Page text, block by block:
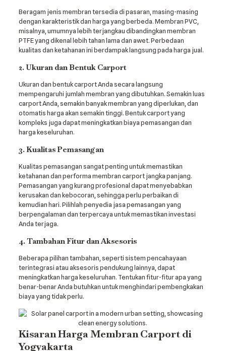
Beragam jenis membran tersedia di pasaran, masing-masing
dengan karakteristik dan harga yang berbeda. Membran PVC,
misalnya, umumnya lebih terjangkau dibandingkan membran
PTFE yang dikenal lebih tahan lama dan awet. Perbedaan
kualitas dan ketahanan ini berdampak langsung pada harga jual.
2. Ukuran dan Bentuk Carport
Ukuran dan bentuk carport Anda secara langsung
mempengaruhi jumlah membran yang dibutuhkan. Semakin luas
carport Anda, semakin banyak membran yang diperlukan, dan
otomatis harga akan semakin tinggi. Bentuk carport yang
kompleks juga dapat meningkatkan biaya pemasangan dan
harga keseluruhan.
3. Kualitas Pemasangan
Kualitas pemasangan sangat penting untuk memastikan
ketahanan dan performa membran carport jangka panjang.
Pemasangan yang kurang profesional dapat menyebabkan
kerusakan dan kebocoran, sehingga perlu perbaikan di
kemudian hari. Pilihlah penyedia jasa pemasangan yang
berpengalaman dan terpercaya untuk memastikan investasi
Anda terjaga.
4. Tambahan Fitur dan Aksesoris
Beberapa pilihan tambahan, seperti sistem pencahayaan
terintegrasi atau aksesoris pendukung lainnya, dapat
meningkatkan harga keseluruhan. Tentukan fitur-fitur apa yang
benar-benar Anda butuhkan untuk menghindari pembengkakan
biaya yang tidak perlu.
Kisaran Harga Membran Carport di
Yogyakarta